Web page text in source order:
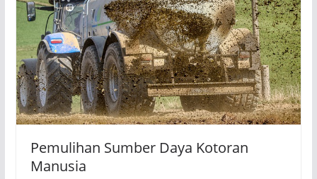
Pemulihan Sumber Daya Kotoran
Manusia